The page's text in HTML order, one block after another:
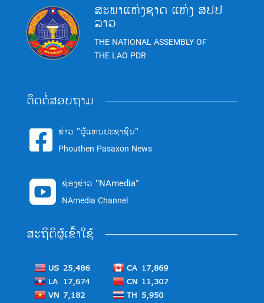
ສະພາແຫ່ງຊາດ ແຫ່ງ ສປປ
ລາວ
THE NATIONAL ASSEMBLY OF
THE LAO PDR
ຕິດຕໍ່ສອບຖາມ
 ຂ່າວ "ຜູ້ແທນປະຊາຊົນ"
Phouthen Pasaxon News
 ຊ່ອງຂ່າວ "NAmedia"
NAmedia Channel
ສະຖິຕິຜູ້ເຂົ້າໃຊ້